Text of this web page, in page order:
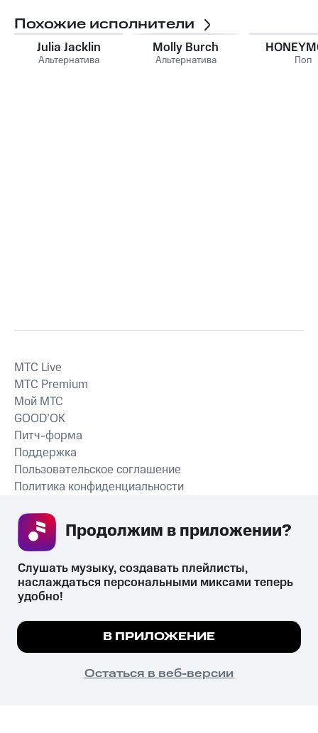
Похожие исполнители
Julia Jacklin
Альтернатива
Molly Burch
Альтернатива Поп
СКАЧАТЬ ПРИЛОЖЕНИЕ
MTС Live
MTС Premium
Мой МТС
GOOD’OK
Питч-форма
Поддержка
Пользовательское соглашение
Политика конфиденциальности
психотропных веществ, их аналогов причиняет вред здоровью,
их незаконный оборот запрещён и влечёт установленную
законодательством ответственность.
© 2026 ООО «КИОН».
Все права защищены
Мы используем куки, чтобы на сайте все
Подробнее
ПОНЯТНО
Слушать музыку, создавать плейлисты,
наслаждаться персональными миксами теперь
удобно!
В ПРИЛОЖЕНИЕ
Остаться в веб-версии